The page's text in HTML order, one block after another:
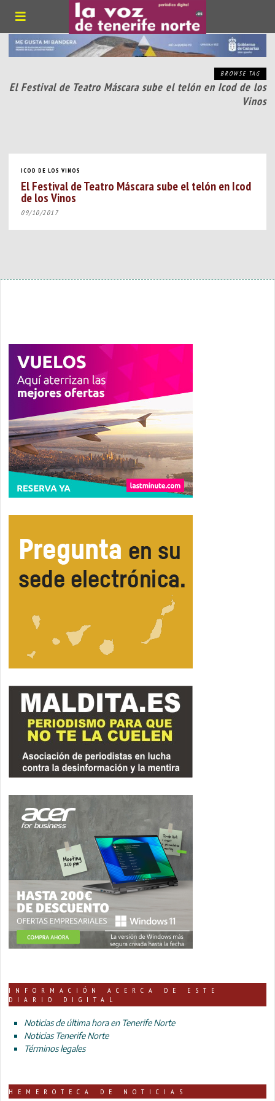
BROWSE TAG
El Festival de Teatro Máscara sube el telón en Icod de los
Vinos
ICOD DE LOS VINOS
El Festival de Teatro Máscara sube el telón en Icod
de los Vinos
09/10/2017
INFORMACIÓN ACERCA DE ESTE
DIARIO DIGITAL
Noticias de última hora en Tenerife Norte
Noticias Tenerife Norte
Términos legales
HEMEROTECA DE NOTICIAS